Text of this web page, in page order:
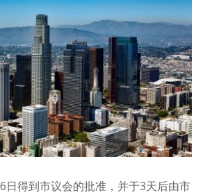
日得到市议会的批准，并于3天后由市